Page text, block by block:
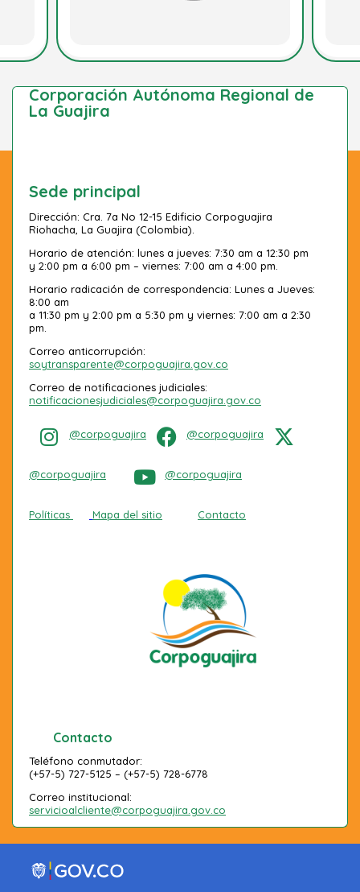
Corporación Autónoma Regional de
La Guajira
Sede principal
Dirección: Cra. 7a No 12-15 Edificio Corpoguajira
Riohacha, La Guajira (Colombia).
Horario de atención: lunes a jueves: 7:30 am a 12:30 pm
y 2:00 pm a 6:00 pm – viernes: 7:00 am a 4:00 pm.
Horario radicación de correspondencia: Lunes a Jueves:
8:00 am
a 11:30 pm y 2:00 pm a 5:30 pm y viernes: 7:00 am a 2:30
pm.
Correo anticorrupción:
soytransparente@corpoguajira.gov.co
Correo de notificaciones judiciales:
notificacionesjudiciales@corpoguajira.gov.co
@corpoguajira @corpoguajira
@corpoguajira @corpoguajira
Políticas Mapa del sitio Contacto
Contacto
Teléfono conmutador:
(+57-5) 727-5125 – (+57-5) 728-6778
Correo institucional:
servicioalcliente@corpoguajira.gov.co